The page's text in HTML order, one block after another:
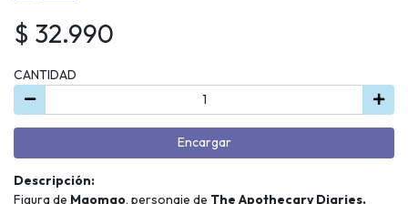
$ 32.990
CANTIDAD
Encargar
Descripción:
Figura de Maomao, personaje de The Apothecary Diaries.